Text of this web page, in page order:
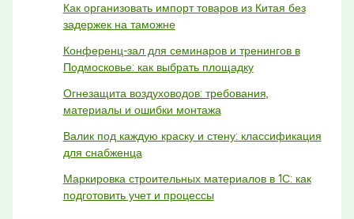
Как организовать импорт товаров из Китая без
задержек на таможне
Конференц-зал для семинаров и тренингов в
Подмосковье: как выбрать площадку
Огнезащита воздуховодов: требования,
материалы и ошибки монтажа
Валик под каждую краску и стену: классификация
для снабженца
Маркировка строительных материалов в 1С: как
подготовить учет и процессы